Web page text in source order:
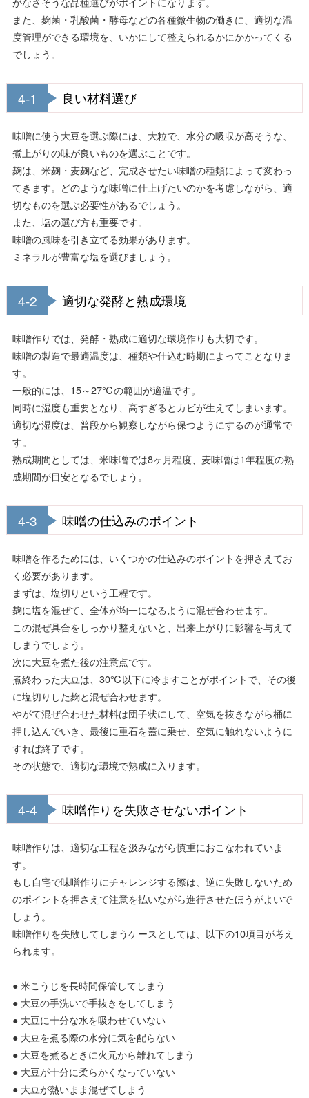
また、麹菌・乳酸菌・酵母などの各種微生物の働きに、適切な温
度管理ができる環境を、いかにして整えられるかにかかってくる
でしょう。
4-1 良い材料選び
味噌に使う大豆を選ぶ際には、大粒で、水分の吸収が高そうな、
煮上がりの味が良いものを選ぶことです。
麹は、米麹・麦麹など、完成させたい味噌の種類によって変わっ
てきます。どのような味噌に仕上げたいのかを考慮しながら、適
切なものを選ぶ必要性があるでしょう。
また、塩の選び方も重要です。
味噌の風味を引き立てる効果があります。
ミネラルが豊富な塩を選びましょう。
4-2 適切な発酵と熟成環境
味噌作りでは、発酵・熟成に適切な環境作りも大切です。
味噌の製造で最適温度は、種類や仕込む時期によってことなりま
す。
一般的には、15～27℃の範囲が適温です。
同時に 湿度も重要となり、高すぎるとカビが生えてしまいます。
適切な湿度は、普段から観察しながら保つようにするのが通常で
す。
熟成期間としては、米味噌では8ヶ月程度、麦味噌は1年程度の熟
成期間が目安となるでしょう。
4-3 味噌の仕込みのポイント
味噌を作るためには、いくつかの仕込みのポイントを押さえてお
く必要があります。
まずは、塩切りという工程です。
麹に塩を混ぜて、全体が均一になるように混ぜ合わせます。
この混ぜ具合をしっかり整えないと、出来上がりに影響を与えて
しまうでしょう。
次に大豆を煮た後の注意点です。
煮終わった大豆は、30℃以下に冷ますことがポイントで、その後
に塩切りした麹と混ぜ合わせます。
やがて混ぜ合わせた材料は団子状にして、空気を抜きながら桶に
押し込んでいき、最後に重石を蓋に乗せ、空気に触れないように
すれば終了です。
その状態で、適切な環境で熟成に入ります。
4-4 味噌作りを失敗させないポイント
味噌作りは、適切な工程を汲みながら慎重におこなわれていま
す。
もし自宅で味噌作りにチャレンジする際は、逆に失敗しないため
のポイントを押さえて注意を払いながら進行させたほうがよいで
しょう。
味噌作りを失敗してしまうケースとしては、以下の10項目が考え
られます。
● 米こうじを長時間保管してしまう
● 大豆の手洗いで手抜きをしてしまう
● 大豆に十分な水を吸わせていない
● 大豆を煮る際の水分に気を配らない
● 大豆を煮るときに火元から離れてしまう
● 大豆が十分に柔らかくなっていない
● 大豆が熱いまま混ぜてしまう